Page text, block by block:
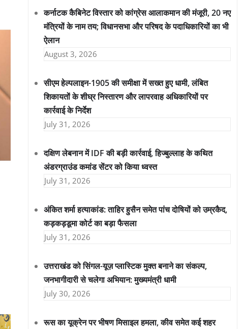
कर्नाटक कैबिनेट विस्तार को कांग्रेस आलाकमान की मंजूरी, 20 नए
मंत्रियों के नाम तय; विधानसभा और परिषद के पदाधिकारियों का भी
ऐलान
August 3, 2026
सीएम हेल्पलाइन-1905 की समीक्षा में सख्त हुए धामी, लंबित
शिकायतों के शीघ्र निस्तारण और लापरवाह अधिकारियों पर
कार्रवाई के निर्देश
July 31, 2026
दक्षिण लेबनान में IDF की बड़ी कार्रवाई, हिज्बुल्लाह के कथित
अंडरग्राउंड कमांड सेंटर को किया ध्वस्त
July 31, 2026
अंकित शर्मा हत्याकांड: ताहिर हुसैन समेत पांच दोषियों को उम्रकैद,
कड़कड़डूमा कोर्ट का बड़ा फैसला
July 31, 2026
उत्तराखंड को सिंगल-यूज़ प्लास्टिक मुक्त बनाने का संकल्प,
जनभागीदारी से चलेगा अभियान: मुख्यमंत्री धामी
July 30, 2026
रूस का यूक्रेन पर भीषण मिसाइल हमला, कीव समेत कई शहर